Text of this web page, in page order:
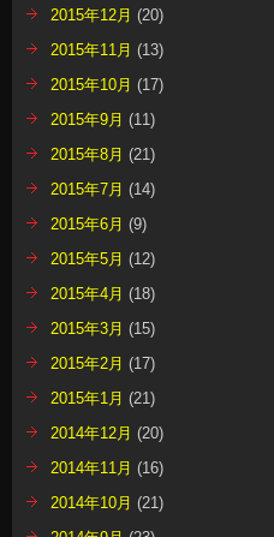
2015年12月 (20)
2015年11月 (13)
2015年10月 (17)
2015年9月 (11)
2015年8月 (21)
2015年7月 (14)
2015年6月 (9)
2015年5月 (12)
2015年4月 (18)
2015年3月 (15)
2015年2月 (17)
2015年1月 (21)
2014年12月 (20)
2014年11月 (16)
2014年10月 (21)